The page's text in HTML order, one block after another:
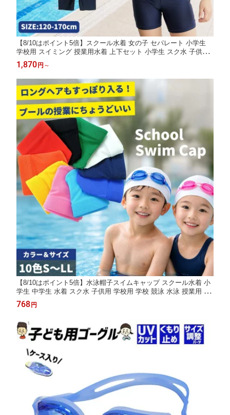
【8/10はポイント5倍】スクール水着 女の子 セパレート 小学生
学校用 スイミング 授業用水着 上下セット 小学生 スク水 子供用
学校用 120 130 140 150 160 170 学校 競泳 水泳 授業用 スイミン
グ 水泳教室 幼児 女子 865647 小学校 送料無料 子供服 プール
1,870円 ～
【8/10はポイント5倍】水泳帽子スイムキャップ スクール水着 小
学生 中学生 水着 スク水 子供用 学校用 学校 競泳 水泳 授業用 ス
クール用水着 男女兼用 幼児 女子 女の子 水着通販 学生服 紺色 小
学生 小学校 男の子 キッズ こども 子供服 送料無料
768円